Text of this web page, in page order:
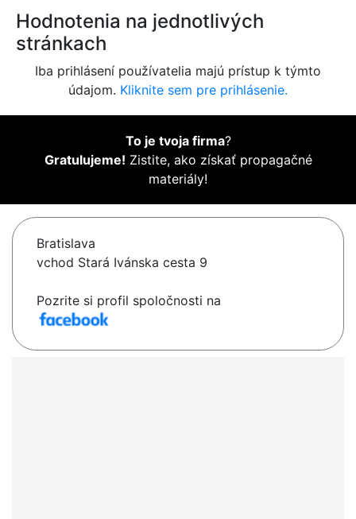
Hodnotenia na jednotlivých
stránkach
Iba prihlásení používatelia majú prístup k týmto
údajom. Kliknite sem pre prihlásenie.
To je tvoja firma?
Gratulujeme! Zistite, ako získať propagačné
materiály!
Bratislava
vchod Stará Ivánska cesta 9
Pozrite si profil spoločnosti na